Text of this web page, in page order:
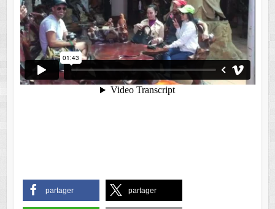
partager partager